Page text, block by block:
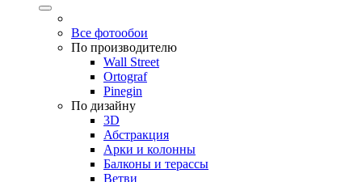
Все фотообои
По производителю
Wall Street
Ortograf
Pinegin
По дизайну
3D
Абстракция
Арки и колонны
Балконы и терассы
Ветви